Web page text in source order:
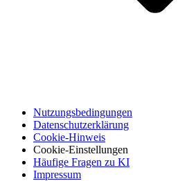
Nutzungsbedingungen
Datenschutzerklärung
Cookie-Hinweis
Cookie-Einstellungen
Häufige Fragen zu KI
Impressum